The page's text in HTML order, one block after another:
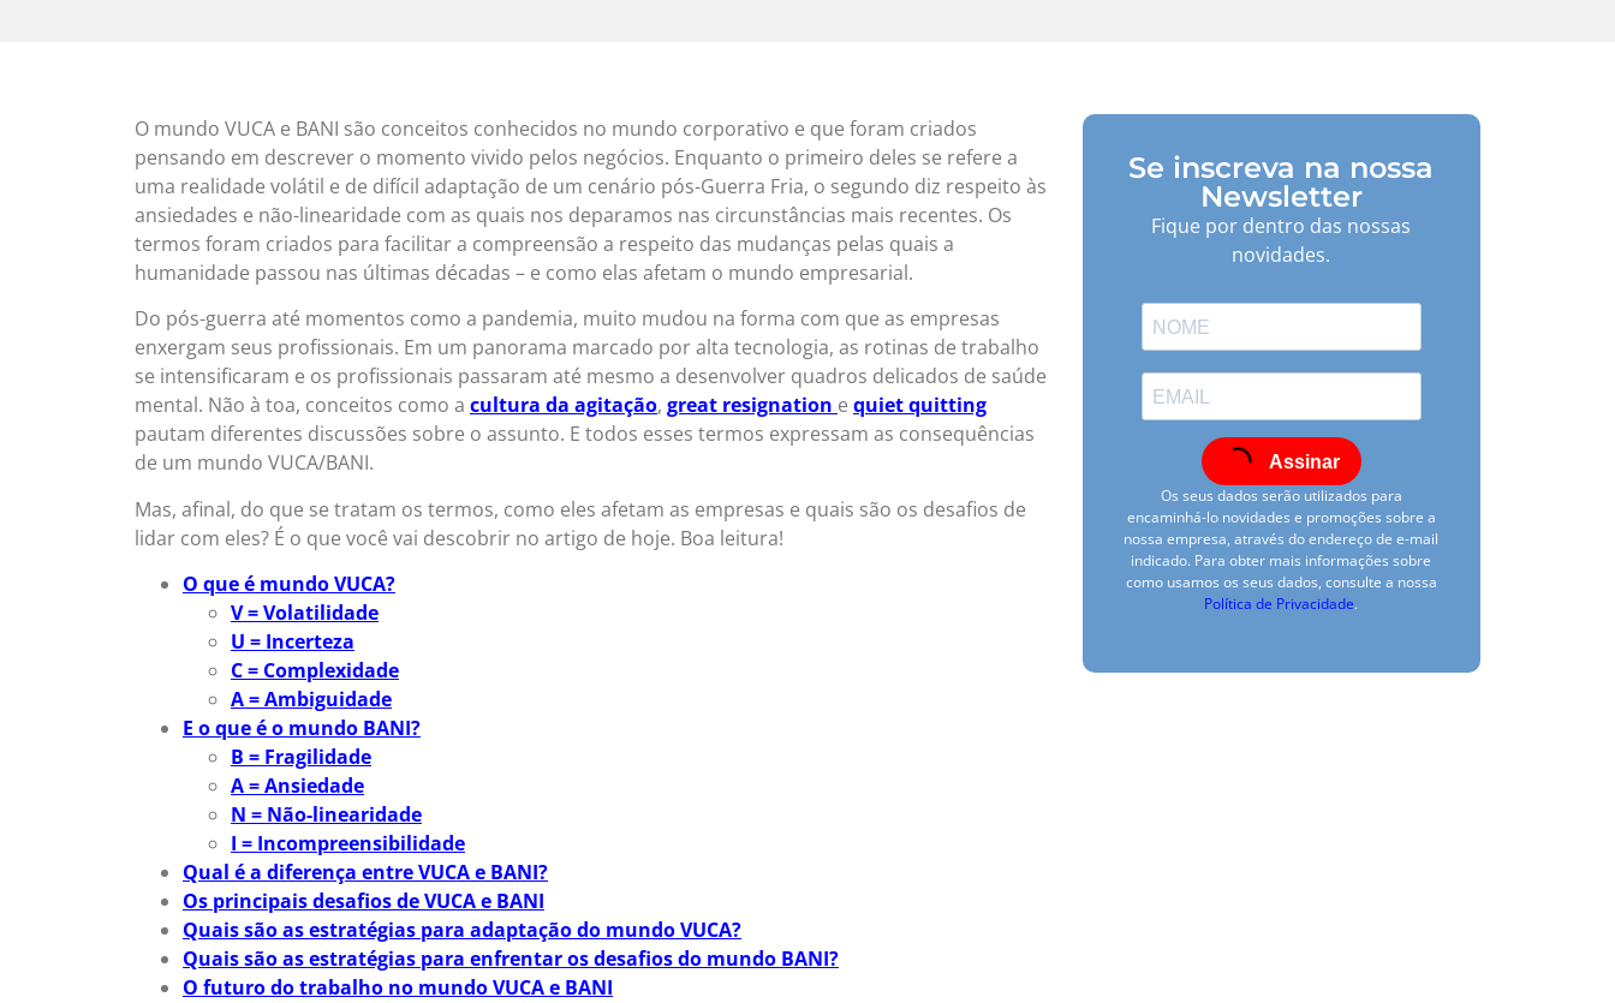
O mundo VUCA e BANI são conceitos conhecidos no mundo corporativo e que foram criados
pensando em descrever o momento vivido pelos negócios. Enquanto o primeiro deles se refere a
uma realidade volátil e de difícil adaptação de um cenário pós-Guerra Fria, o segundo diz respeito às
ansiedades e não-linearidade com as quais nos deparamos nas circunstâncias mais recentes. Os
termos foram criados para facilitar a compreensão a respeito das mudanças pelas quais a
humanidade passou nas últimas décadas – e como elas afetam o mundo empresarial.
Do pós-guerra até momentos como a pandemia, muito mudou na forma com que as empresas
enxergam seus profissionais. Em um panorama marcado por alta tecnologia, as rotinas de trabalho
se intensificaram e os profissionais passaram até mesmo a desenvolver quadros delicados de saúde
mental. Não à toa, conceitos como a cultura da agitação, great resignation e quiet quitting
pautam diferentes discussões sobre o assunto. E todos esses termos expressam as consequências
de um mundo VUCA/BANI.
Mas, afinal, do que se tratam os termos, como eles afetam as empresas e quais são os desafios de
lidar com eles? É o que você vai descobrir no artigo de hoje. Boa leitura!
O que é mundo VUCA?
V = Volatilidade
U = Incerteza
C = Complexidade
A = Ambiguidade
E o que é o mundo BANI?
B = Fragilidade
A = Ansiedade
N = Não-linearidade
I = Incompreensibilidade
Qual é a diferença entre VUCA e BANI?
Os principais desafios de VUCA e BANI
Quais são as estratégias para adaptação do mundo VUCA?
Quais são as estratégias para enfrentar os desafios do mundo BANI?
O futuro do trabalho no mundo VUCA e BANI
Se inscreva na nossa
Newsletter
Fique por dentro das nossas
novidades.
Assinar
Os seus dados serão utilizados para
encaminhá-lo novidades e promoções sobre a
nossa empresa, através do endereço de e-mail
indicado. Para obter mais informações sobre
como usamos os seus dados, consulte a nossa
Política de Privacidade.